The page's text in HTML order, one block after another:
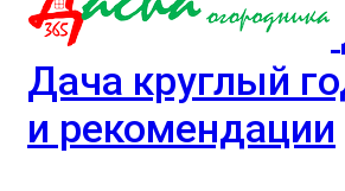
Дача круглый
и рекомендации